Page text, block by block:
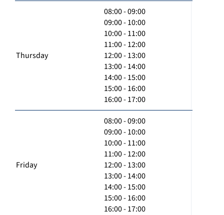
Thursday
08:00 - 09:00
09:00 - 10:00
10:00 - 11:00
11:00 - 12:00
12:00 - 13:00
13:00 - 14:00
14:00 - 15:00
15:00 - 16:00
16:00 - 17:00
Friday
08:00 - 09:00
09:00 - 10:00
10:00 - 11:00
11:00 - 12:00
12:00 - 13:00
13:00 - 14:00
14:00 - 15:00
15:00 - 16:00
16:00 - 17:00